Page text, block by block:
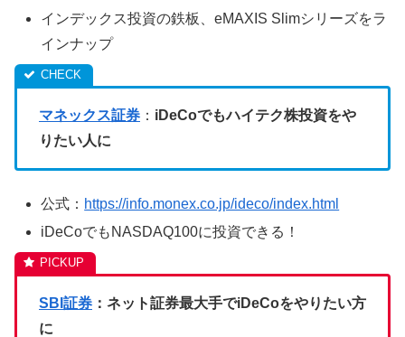
インデックス投資の鉄板、eMAXIS Slimシリーズをラ
インナップ
マネックス証券 ： iDeCoでもハイテク株投資をや
りたい人に
公式： https://info.monex.co.jp/ideco/index.html
iDeCoでもNASDAQ100に投資できる！
SBI証券 ：ネット証券最大手でiDeCoをやりたい方
に